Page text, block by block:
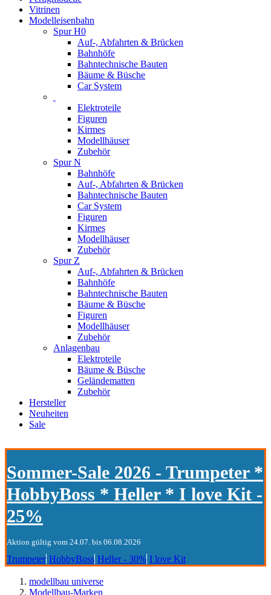
Vitrinen
Modelleisenbahn
Spur H0
Auf-, Abfahrten & Brücken
Bahnhöfe
Bahntechnische Bauten
Bäume & Büsche
Car System
Elektroteile
Figuren
Kirmes
Modellhäuser
Zubehör
Spur N
Bahnhöfe
Auf-, Abfahrten & Brücken
Bahntechnische Bauten
Car System
Figuren
Kirmes
Modellhäuser
Zubehör
Spur Z
Auf-, Abfahrten & Brücken
Bahnhöfe
Bahntechnische Bauten
Bäume & Büsche
Figuren
Modellhäuser
Zubehör
Anlagenbau
Elektroteile
Bäume & Büsche
Geländematten
Zubehör
Hersteller
Neuheiten
Sale
Sommer-Sale 2026 - Trumpeter *
HobbyBoss * Heller * I love Kit -
25%
Aktion gültig vom 24.07. bis 06.08.2026
Trumpeter HobbyBoss Heller - 30% I love Kit
modellbau universe
Modellbau-Marken